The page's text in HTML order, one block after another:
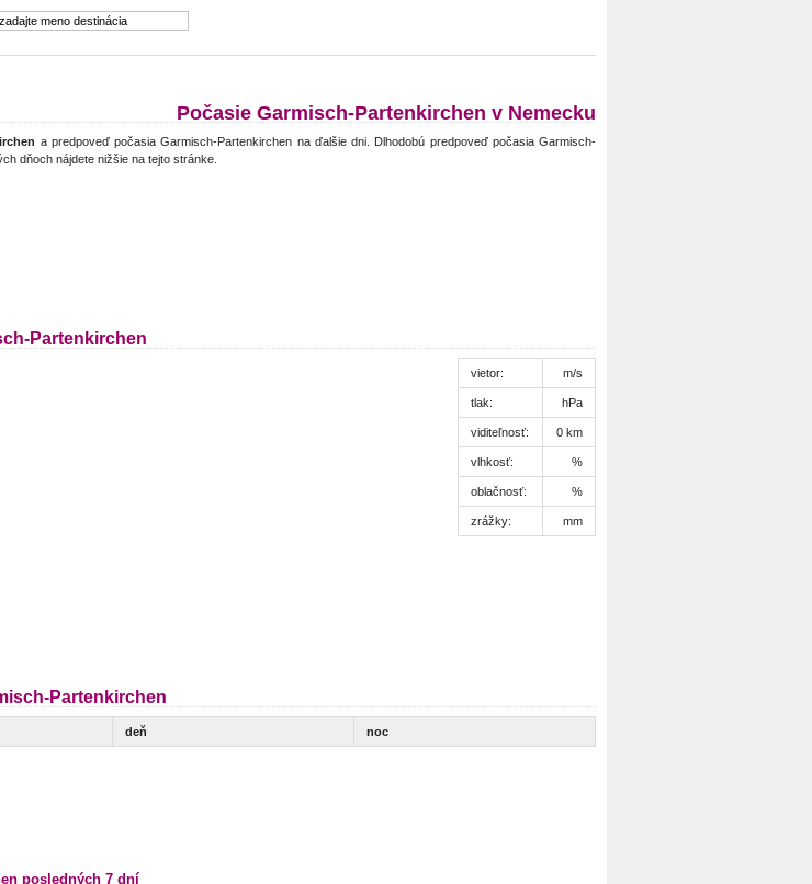
Počasie Garmisch-Partenkirchen v Nemecku
a predpoveď počasia Garmisch-Partenkirchen na ďalšie dni. Dlhodobú predpoveď počasia Garmisch-
dňoch nájdete nižšie na tejto stránke.
Partenkirchen
vietor: m/s
tlak: hPa
viditeľnosť: 0 km
vlhkosť: %
oblačnosť: %
zrážky: mm
Partenkirchen
deň noc
posledných 7 dní